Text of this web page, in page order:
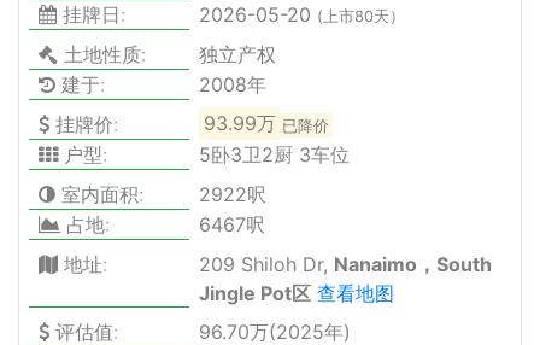
挂牌日:
2026-05-20 (上市80天）
土地性质:
独立产权
建于:
2008年
挂牌价:
93.99万 已降价
户型:
5卧3卫2厨 3车位
室内面积:
2922呎
占地:
6467呎
地址:
209 Shiloh Dr, Nanaimo，South
Jingle Pot区 查看地图
评估值:
96.70万(2025年)